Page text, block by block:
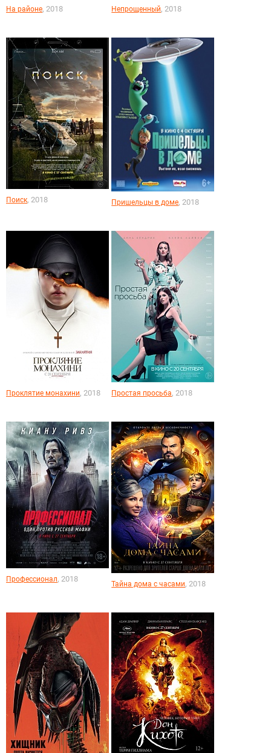
На районе, 2018 Непрощенный, 2018
Поиск, 2018 Пришельцы в доме, 2018
Проклятие монахини, 2018 Простая просьба, 2018
Профессионал, 2018
Тайна дома с часами, 2018